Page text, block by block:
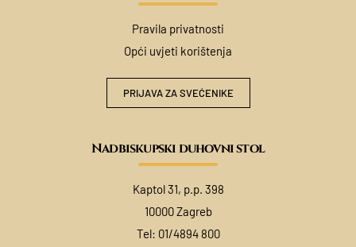
Pravila privatnosti
Opći uvjeti korištenja
PRIJAVA ZA SVEĆENIKE
Nadbiskupski duhovni stol
Kaptol 31, p.p. 398
10000 Zagreb
Tel: 01/4894 800